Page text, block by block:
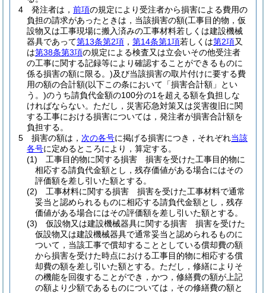
4
発注者は， 前項の規定により受注者から損害による費用の
負担の請求があったときは，当該損害の額(工事目的物，仮
設物又は工事現場に搬入済みの工事材料若しくは建設機械
器具であって第13条第2項 ， 第14条第1項若しくは第2項又
は第38条第3項の規定による検査又は立会いその他受注者
の工事に関する記録等により確認することができるものに
係る損害の額に限る。)及び当該損害の取片付けに要する費
用の額の合計額(以下この条において「損害合計額」とい
う。)のうち請負代金額の100分の1を超える額を負担しな
ければならない。 ただし，災害応急対策又は災害復旧に関
する工事における損害については，発注者が損害合計額を
負担する。
5
損害の額は， 次の各号に掲げる損害につき，それぞれ当該
各号に定めるところにより，算定する。
(1)
工事目的物に関する損害 損害を受けた工事目的物に
相応する請負代金額とし，残存価値がある場合にはその
評価額を差し引いた額とする。
(2)
工事材料に関する損害 損害を受けた工事材料で通常
妥当と認められるものに相応する請負代金額とし，残存
価値がある場合にはその評価額を差し引いた額とする。
(3)
仮設物又は建設機械器具に関する損害 損害を受けた
仮設物又は建設機械器具で通常妥当と認められるものに
ついて，当該工事で償却することとしている償却費の額
から損害を受けた時点における工事目的物に相応する償
却費の額を差し引いた額とする。 ただし，修繕によりそ
の機能を回復することができ，かつ，修繕費の額が上記
の額より少額であるものについては，その修繕費の額と